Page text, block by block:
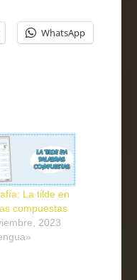
WhatsApp
La tilde en
compuestas
2023